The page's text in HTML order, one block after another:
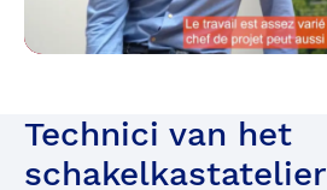
Technici van het
schakelkastatelier